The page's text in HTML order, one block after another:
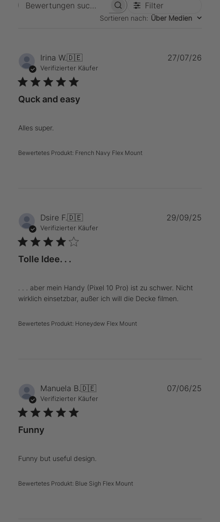
Bewertungen suchenFilter
Sortieren nach: Über Medien
Irina W.🇩🇪
Verifizierter Käufer
Quck and easy
Alles super.
Bewertetes Produkt: French Navy Flex Mount
27/07/26
Dsire F.🇩🇪
Verifizierter Käufer
Tolle Idee. . .
. . . aber mein Handy (Pixel 10 Pro) ist zu schwer. Nicht
wirklich einsetzbar, außer ich will die Decke filmen.
Bewertetes Produkt: Honeydew Flex Mount
29/09/25
Manuela B.🇩🇪
Verifizierter Käufer
Funny
Funny but useful design.
Bewertetes Produkt: Blue Sigh Flex Mount
07/06/25